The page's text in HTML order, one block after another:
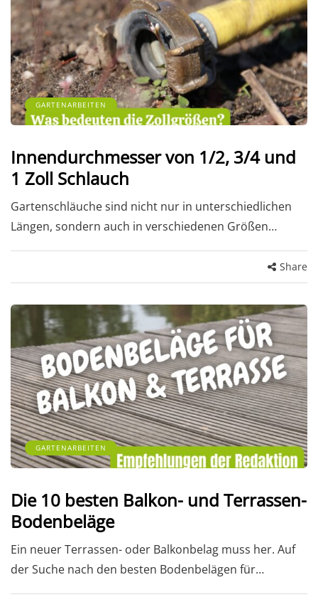
GARTENARBEITEN
Innendurchmesser von 1/2, 3/4 und
1 Zoll Schlauch
Gartenschläuche sind nicht nur in unterschiedlichen
Längen, sondern auch in verschiedenen Größen…
Share
GARTENARBEITEN
Die 10 besten Balkon- und Terrassen-
Bodenbeläge
Ein neuer Terrassen- oder Balkonbelag muss her. Auf
der Suche nach den besten Bodenbelägen für…